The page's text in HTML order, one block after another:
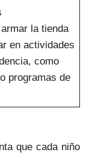
la tienda
en actividades
como
programas de
que cada niño